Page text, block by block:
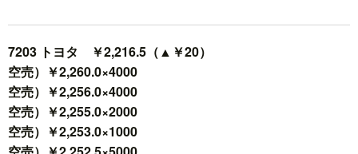
7203 トヨタ ￥2,216.5（▲￥20）
空売）￥2,260.0×4000
空売）￥2,256.0×4000
空売）￥2,255.0×2000
空売）￥2,253.0×1000